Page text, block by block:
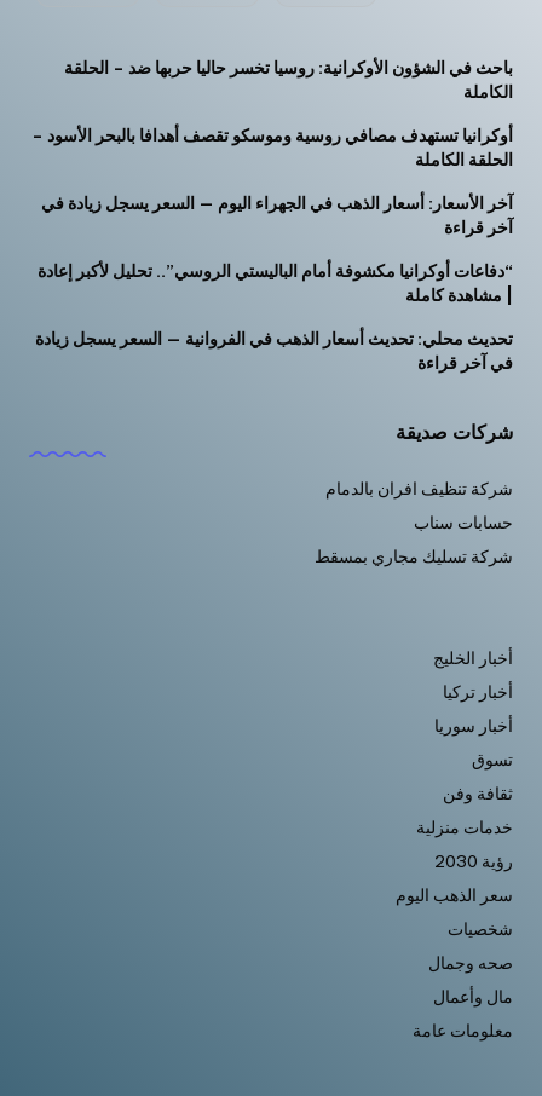
باحث في الشؤون الأوكرانية: روسيا تخسر حاليا حربها ضد – الحلقة
الكاملة
أوكرانيا تستهدف مصافي روسية وموسكو تقصف أهدافا بالبحر الأسود –
الحلقة الكاملة
آخر الأسعار: أسعار الذهب في الجهراء اليوم — السعر يسجل زيادة في
آخر قراءة
“دفاعات أوكرانيا مكشوفة أمام الباليستي الروسي”.. تحليل لأكبر إعادة
| مشاهدة كاملة
تحديث محلي: تحديث أسعار الذهب في الفروانية — السعر يسجل زيادة
في آخر قراءة
شركات صديقة
شركة تنظيف افران بالدمام
حسابات سناب
شركة تسليك مجاري بمسقط
أخبار الخليج
أخبار تركيا
أخبار سوريا
تسوق
ثقافة وفن
خدمات منزلية
رؤية 2030
سعر الذهب اليوم
شخصيات
صحه وجمال
مال وأعمال
معلومات عامة